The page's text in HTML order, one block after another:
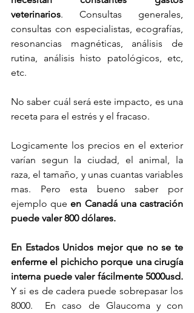
veterinarios. Consultas generales,
consultas con especialistas, ecografías,
resonancias magnéticas, análisis de
rutina, análisis histo patológicos, etc,
etc.
No saber cuál será este impacto, es una
receta para el estrés y el fracaso.
Logicamente los precios en el exterior
varían segun la ciudad, el animal, la
raza, el tamaño, y unas cuantas variables
mas. Pero esta bueno saber por
ejemplo que en Canadá una castración
puede valer 800 dólares.
En Estados Unidos mejor que no se te
enferme el pichicho porque una cirugía
interna puede valer fácilmente 5000usd.
Y si es de cadera puede sobrepasar los
8000.  En caso de Glaucoma y con